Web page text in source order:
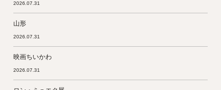
2026.07.31
山形
2026.07.31
映画ちいかわ
2026.07.31